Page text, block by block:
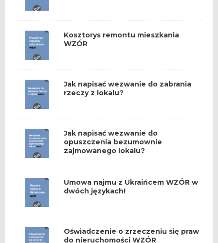
Kosztorys remontu mieszkania
WZÓR
Jak napisać wezwanie do zabrania
rzeczy z lokalu?
Jak napisać wezwanie do
opuszczenia bezumownie
zajmowanego lokalu?
Umowa najmu z Ukraińcem WZÓR w
dwóch językach!
Oświadczenie o zrzeczeniu się praw
do nieruchomości WZÓR